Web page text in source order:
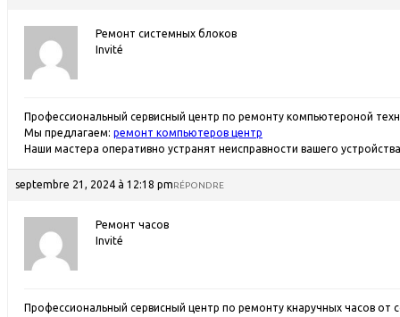
Ремонт системных блоков
Invité
Профессиональный сервисный центр по ремонту компьютероной
Мы предлагаем: ремонт компьютеров центр
Наши мастера оперативно устранят неисправности вашего
septembre 21, 2024 à 12:18 pmRÉPONDRE
Ремонт часов
Invité
Профессиональный сервисный центр по ремонту кнаручных часов от